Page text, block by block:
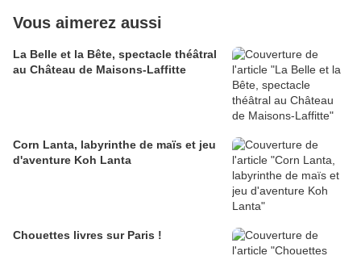
Vous aimerez aussi
La Belle et la Bête, spectacle théâtral
au Château de Maisons-Laffitte
Corn Lanta, labyrinthe de maïs et jeu
d'aventure Koh Lanta
Chouettes livres sur Paris !